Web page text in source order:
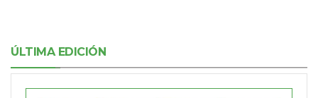
ÚLTIMA EDICIÓN